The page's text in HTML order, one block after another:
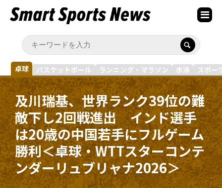
卓球 バスケットボール ランニング・マラソン 水泳 スポー
及川瑞基、世界ランク39位の難
敵下し2回戦進出 インド選手
は20歳の中国若手にフルゲーム
勝利＜卓球・WTTスターコンテ
ンダーリュブリャナ2026＞